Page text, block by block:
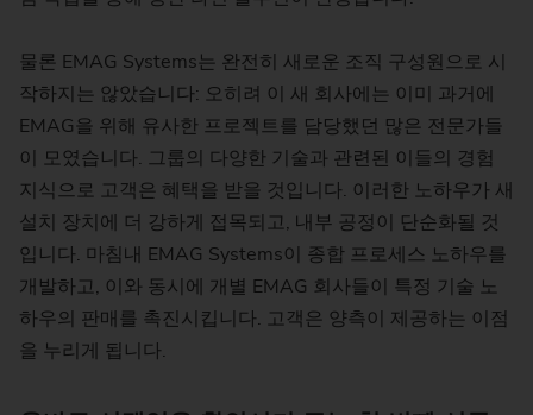
물론 EMAG Systems는 완전히 새로운 조직 구성원으로 시
작하지는 않았습니다: 오히려 이 새 회사에는 이미 과거에
EMAG을 위해 유사한 프로젝트를 담당했던 많은 전문가들
이 모였습니다. 그룹의 다양한 기술과 관련된 이들의 경험
지식으로 고객은 혜택을 받을 것입니다. 이러한 노하우가 새
설치 장치에 더 강하게 접목되고, 내부 공정이 단순화될 것
입니다. 마침내 EMAG Systems이 종합 프로세스 노하우를
개발하고, 이와 동시에 개별 EMAG 회사들이 특정 기술 노
하우의 판매를 촉진시킵니다. 고객은 양측이 제공하는 이점
을 누리게 됩니다.